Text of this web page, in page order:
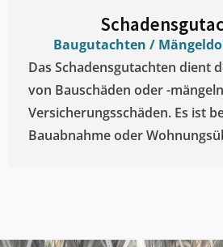
Baugutachten /
Das Schadensgutachten dient
von Bauschäden oder -
Versicherungsschäden. Es ist
Bauabnahme oder